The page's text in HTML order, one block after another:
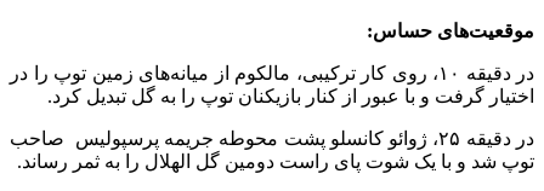
موقعیت‌های حساس:
در دقیقه ۱۰، روی کار ترکیبی، مالکوم از میانه‌های زمین توپ را در
اختیار گرفت و با عبور از کنار بازیکنان توپ را به گل تبدیل کرد.
در دقیقه ۲۵، ژوائو کانسلو پشت محوطه جریمه پرسپولیس صاحب
توپ شد و با یک شوت پای راست دومین گل الهلال را به ثمر رساند.